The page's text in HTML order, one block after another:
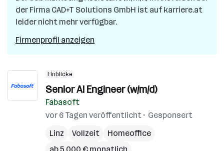
der Firma CAD+T Solutions GmbH ist auf karriere.at
leider nicht mehr verfügbar.
Firmenprofil anzeigen
Einblicke
Senior AI Engineer (w/m/d)
Fabasoft
vor 6 Tagen veröffentlicht
Gesponsert
Linz
Vollzeit
Homeoffice